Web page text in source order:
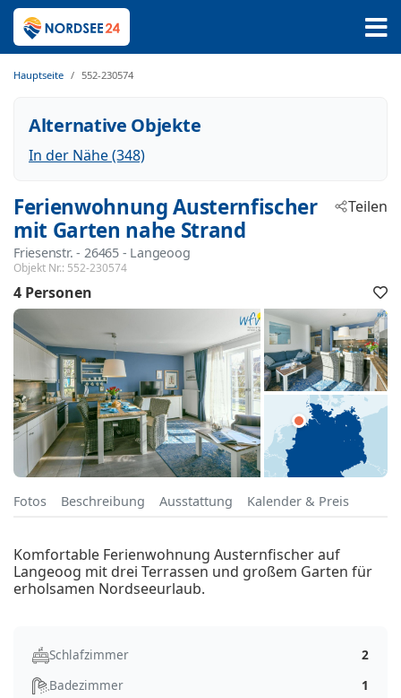
Hauptseite 552-230574
Alternative Objekte
In der Nähe (348)
Ferienwohnung Austernfischer
mit Garten nahe Strand
Friesenstr. - 26465 - Langeoog
Objekt Nr.: 552-230574
Teilen
4 Personen
Fotos Beschreibung Ausstattung Kalender & Preis
Komfortable Ferienwohnung Austernfischer auf
Langeoog mit drei Terrassen und großem Garten für
erholsamen Nordseeurlaub.
Schlafzimmer
2
Badezimmer
1